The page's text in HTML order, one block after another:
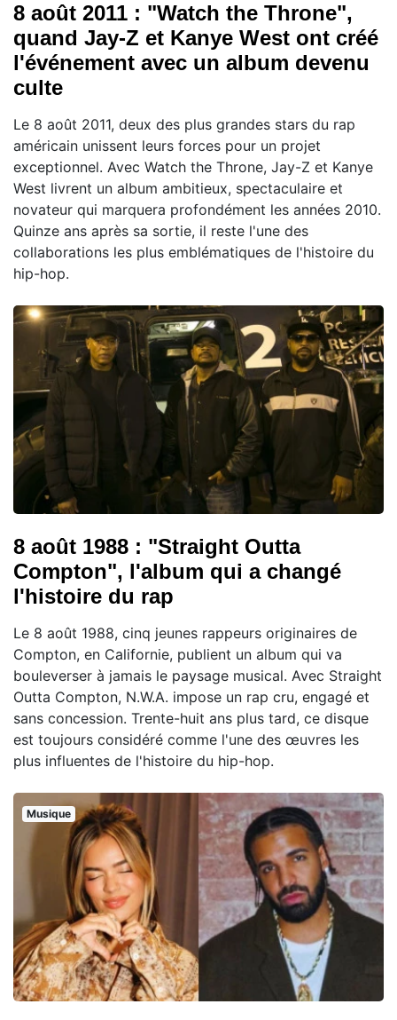
8 août 2011 : "Watch the Throne",
quand Jay-Z et Kanye West ont créé
l'événement avec un album devenu
culte
Le 8 août 2011, deux des plus grandes stars du rap
américain unissent leurs forces pour un projet
exceptionnel. Avec Watch the Throne, Jay-Z et Kanye
West livrent un album ambitieux, spectaculaire et
novateur qui marquera profondément les années 2010.
Quinze ans après sa sortie, il reste l'une des
collaborations les plus emblématiques de l'histoire du
hip-hop.
8 août 1988 : "Straight Outta
Compton", l'album qui a changé
l'histoire du rap
Le 8 août 1988, cinq jeunes rappeurs originaires de
Compton, en Californie, publient un album qui va
bouleverser à jamais le paysage musical. Avec Straight
Outta Compton, N.W.A. impose un rap cru, engagé et
sans concession. Trente-huit ans plus tard, ce disque
est toujours considéré comme l'une des œuvres les
plus influentes de l'histoire du hip-hop.
Musique